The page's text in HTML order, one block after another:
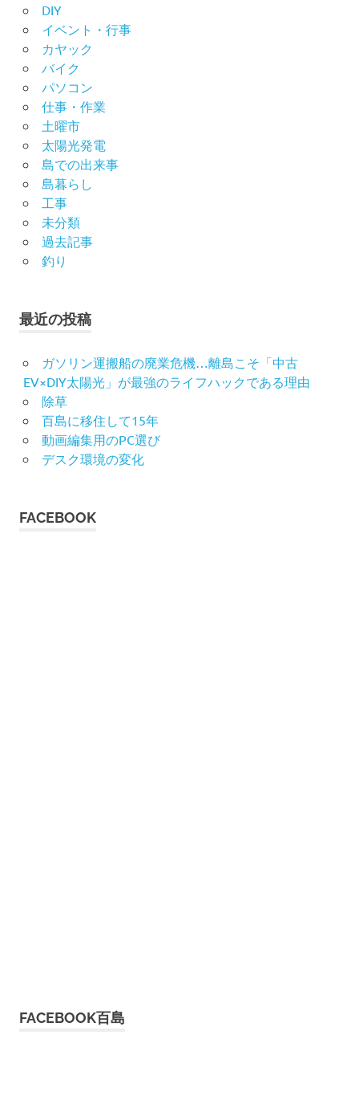
DIY
イベント・行事
カヤック
バイク
パソコン
仕事・作業
土曜市
太陽光発電
島での出来事
島暮らし
工事
未分類
過去記事
釣り
最近の投稿
ガソリン運搬船の廃業危機…離島こそ「中古
EV×DIY太陽光」が最強のライフハックである理由
除草
百島に移住して15年
動画編集用のPC選び
デスク環境の変化
FACEBOOK
FACEBOOK百島